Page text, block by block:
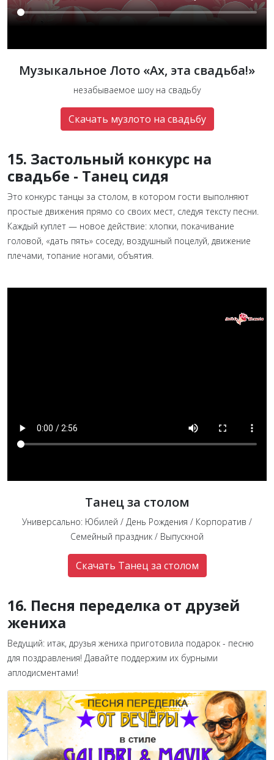
Музыкальное Лото «Ах, эта свадьба!»
незабываемое шоу на свадьбу
Скачать музлото на свадьбу
15. Застольный конкурс на
свадьбе - Танец сидя
Это конкурс танцы за столом, в котором гости выполняют
простые движения прямо со своих мест, следуя тексту песни.
Каждый куплет — новое действие: хлопки, покачивание
головой, «дать пять» соседу, воздушный поцелуй, движение
плечами, топание ногами, объятия.
Танец за столом
Универсально: Юбилей / День Рождения / Корпоратив /
Семейный праздник / Выпускной
Скачать Танец за столом
16. Песня переделка от друзей
жениха
Ведущий: итак, друзья жениха приготовила подарок - песню
для поздравления! Давайте поддержим их бурными
аплодисментами!